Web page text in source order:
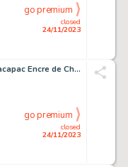
closed
24/11/2023
go premium
Long John Silver - Guyanacapac Encre de Chine sur papier...
closed
24/11/2023
go premium